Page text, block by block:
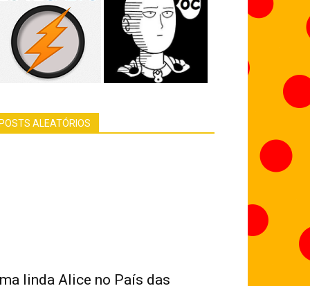
ALEATÓRIOS
linda Alice no País das